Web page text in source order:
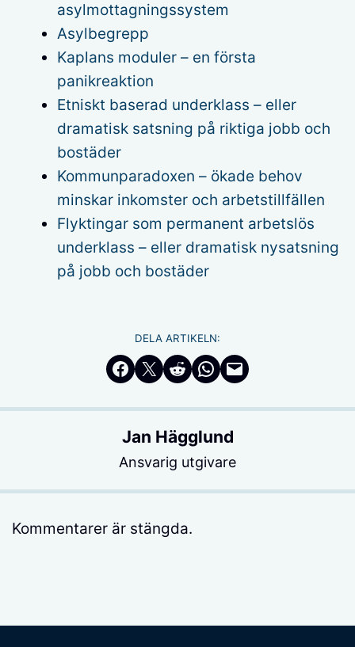
asylmottagningssystem
Asylbegrepp
Kaplans moduler – en första
panikreaktion
Etniskt baserad underklass – eller
dramatisk satsning på riktiga jobb och
bostäder
Kommunparadoxen – ökade behov
minskar inkomster och arbetstillfällen
Flyktingar som permanent arbetslös
underklass – eller dramatisk nysatsning
på jobb och bostäder
DELA ARTIKELN:
Dela på Facebook
Dela på Twitter
Dela på RedditDela i WhatsApp
Maila en länk
Jan Hägglund
Ansvarig utgivare
Kommentarer är stängda.